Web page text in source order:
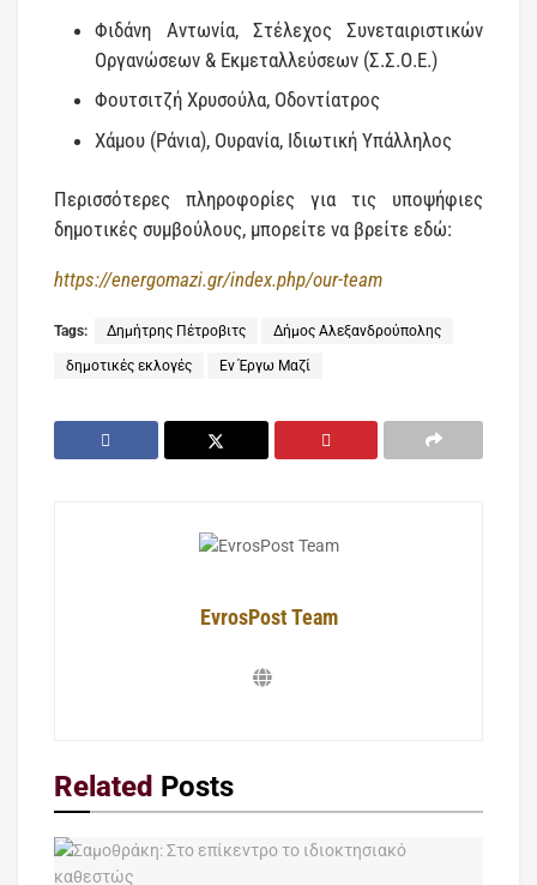
Φιδάνη Αντωνία, Στέλεχος Συνεταιριστικών
Οργανώσεων & Εκμεταλλεύσεων (Σ.Σ.Ο.Ε.)
Φουτσιτζή Χρυσούλα, Οδοντίατρος
Χάμου (Ράνια), Ουρανία, Ιδιωτική Υπάλληλος
Περισσότερες πληροφορίες για τις υποψήφιες
δημοτικές συμβούλους, μπορείτε να βρείτε εδώ:
https://energomazi.gr/index.php/our-team
Tags: Δημήτρης Πέτροβιτς Δήμος Αλεξανδρούπολης
δημοτικές εκλογές Εν Έργω Μαζί
EvrosPost Team
Related Posts